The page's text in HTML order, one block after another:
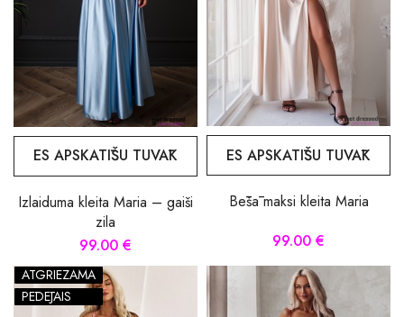
ES APSKATĪŠU TUVĀK
Izlaiduma kleita Maria – gaiši
zila
99.00 €
ES APSKATĪŠU TUVĀK
Bēšā maksi kleita Maria
99.00 €
ATGRIEZAMA
PĒDĒJAIS